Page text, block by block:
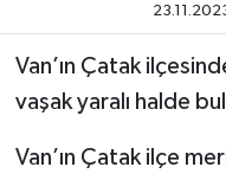
Van’ın Çatak
vaşak yaralı halde
Van’ın Çatak ilçe